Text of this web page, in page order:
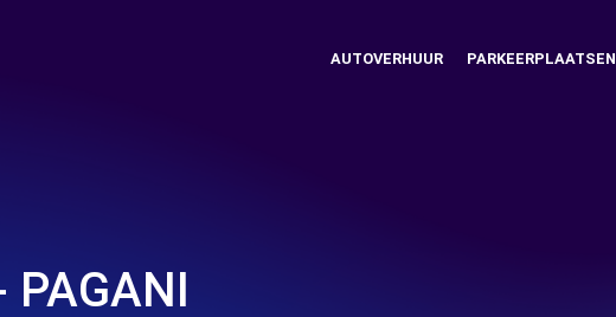
AUTOVERHUUR PARKEERPLAATSEN
PAGANI